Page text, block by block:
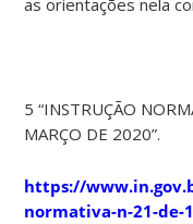
as orientações nela
5 “INSTRUÇÃO
MARÇO DE 2020”.
https://
normativa-n-21-de-